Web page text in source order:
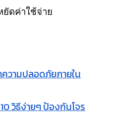
ยัดค่าใช้จ่าย
วามปลอดภัยภายใน
วิธีง่ายๆ ป้องกันโจร